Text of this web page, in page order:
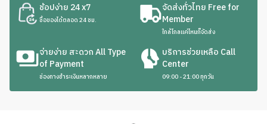
ช้อปง่าย 24 x7
ซื้อของได้ตลอด 24 ชม.
จัดส่งทั่วไทย Free for
Member
ใกล้ไกลแค่ไหนก็จัดส่ง
จ่ายง่าย สะดวก All Type
of Payment
ช่องทางชำระเงินหลากหลาย
บริการช่วยเหลือ Call
Center
09:00 - 21:00 ทุกวัน